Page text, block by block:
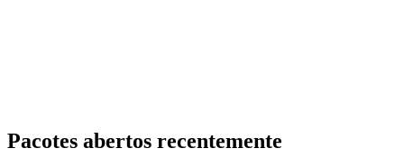
Pacotes abertos recentemente